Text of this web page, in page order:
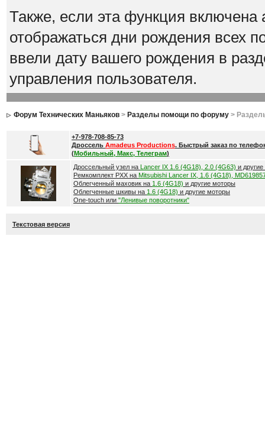
Также, если эта функция включена
отображаться дни рождения всех
ввели дату вашего рождения в
управления пользователя.
Форум Технических Маньяков> Разделы помощи по форуму>
+7-978-708-85-73
Дроссель Amadeus Productions. Быстрый заказ по
(Мобильный, Макс, Телеграм)
Дроссельный узел на Lancer IX 1.6 (4G18), 2.0 (4G63) и
Ремкомплект РХХ на Mitsubishi Lancer IX, 1.6 (4G18),
Облегченный маховик на 1.6 (4G18) и другие моторы
Облегченные шкивы на 1.6 (4G18) и другие моторы
One-touch или "Ленивые поворотники"
Текстовая версия